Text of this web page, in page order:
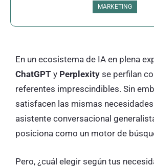
MARKETING
En un ecosistema de IA en plena
ChatGPT y Perplexity se perfilan
referentes imprescindibles. Sin
satisfacen las mismas
asistente conversacional
posiciona como un motor de
Pero, ¿cuál elegir según tus